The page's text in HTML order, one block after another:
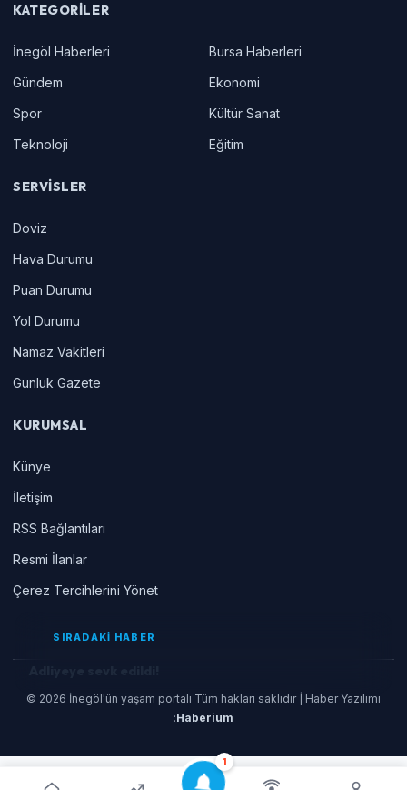
1
KATEGORILER
İnegöl Haberleri
Bursa Haberleri
Gündem
Ekonomi
Spor
Kültür Sanat
Teknoloji
Eğitim
SERVISLER
Doviz
Hava Durumu
Puan Durumu
Yol Durumu
Namaz Vakitleri
Gunluk Gazete
KURUMSAL
Künye
İletişim
RSS Bağlantıları
Resmi İlanlar
Çerez Tercihlerini Yönet
© 2026 İnegöl'ün yaşam portalı Tüm hakları saklıdır | Haber Yazılımı
:Haberium
SIRADAKİ HABER